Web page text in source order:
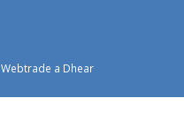
Webtrade a Dhear